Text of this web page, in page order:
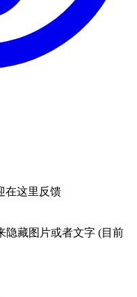
在这里反馈
隐藏图片或者文字 (目前